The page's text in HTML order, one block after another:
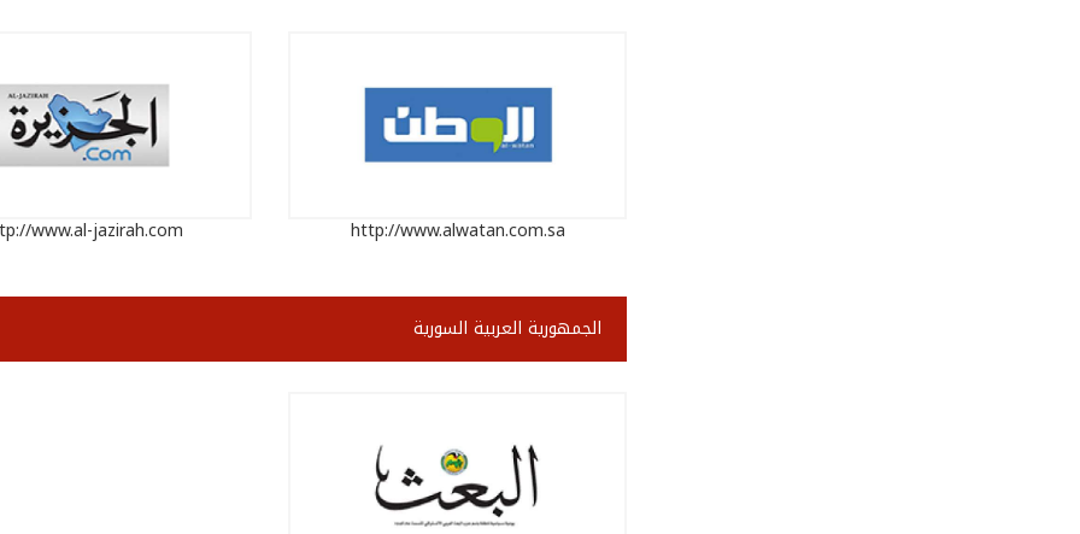
http://www.alwatan.com.sa
www.al-jazirah.com
الجمهورية العربية السورية